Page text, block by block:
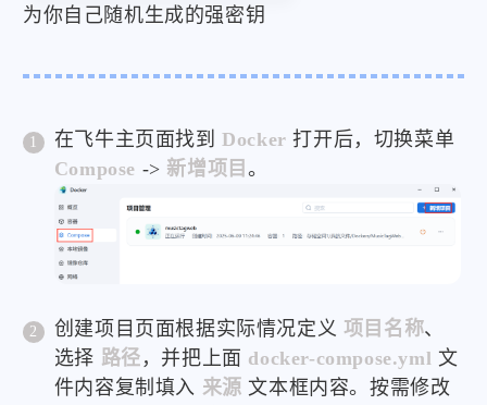
为你自己随机生成的强密钥
在飞牛主页面找到Docker 打开后，切换菜单
Compose -> 新增项目 。
创建项目页面根据实际情况定义 项目名称、
选择 路径 ，并把上面 docker-compose.yml 文
件内容复制填入 来源 文本框内容。按需修改